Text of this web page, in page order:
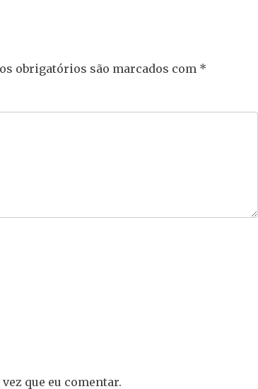
obrigatórios são marcados com *
que eu comentar.